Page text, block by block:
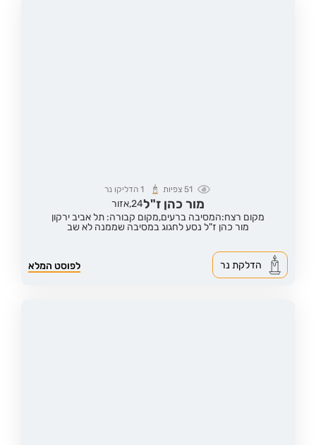
51צפיות 1 הדליקו נר
מור כהן ז"ל24,אזור
מקום רצח:המסיבה ברעים,מקום קבורה: תל אביב ירקון
מור כהן ז"ל נסע לחגוג במסיבה שממנה לא שב
לפוסט המלא הדלקת נר